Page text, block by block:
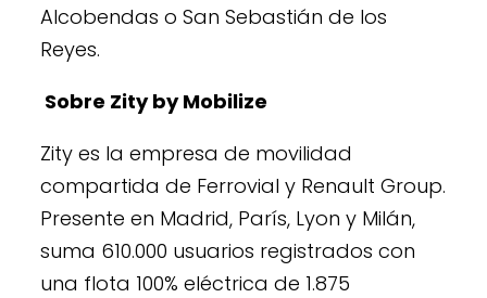
Alcobendas o San Sebastián de los
Reyes.
Sobre Zity by Mobilize
Zity es la empresa de movilidad
compartida de Ferrovial y Renault Group.
Presente en Madrid, París, Lyon y Milán,
suma 610.000 usuarios registrados con
una flota 100% eléctrica de 1.875